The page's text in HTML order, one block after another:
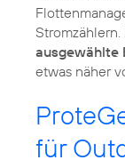
ausgewählte
etwas näher
für